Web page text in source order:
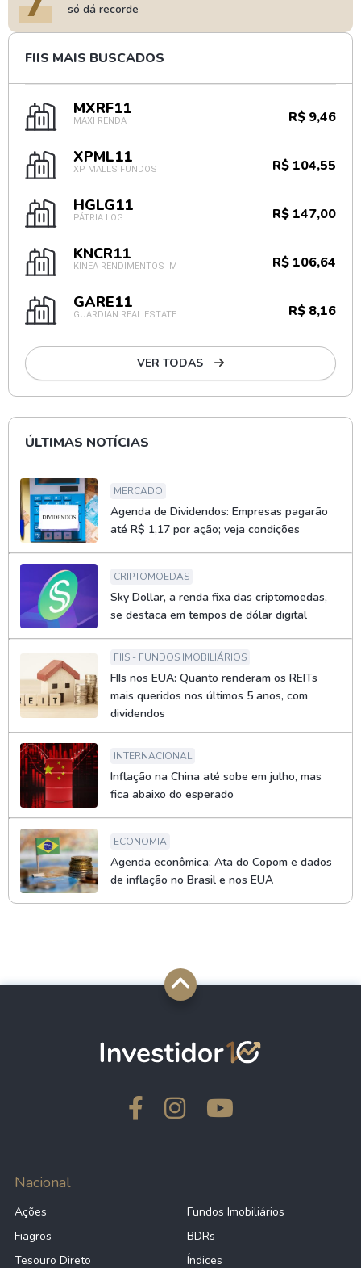
só dá recorde
FIIS MAIS BUSCADOS
MXRF11
MAXI RENDA R$ 9,46
XPML11
XP MALLS FUNDOS R$ 104,55
HGLG11
PÁTRIA LOG R$ 147,00
KNCR11
KINEA RENDIMENTOS IM R$ 106,64
GARE11
GUARDIAN REAL ESTATE R$ 8,16
VER TODAS
ÚLTIMAS NOTÍCIAS
MERCADO
Agenda de Dividendos: Empresas pagarão
até R$ 1,17 por ação; veja condições
CRIPTOMOEDAS
Sky Dollar, a renda fixa das criptomoedas,
se destaca em tempos de dólar digital
FIIS - FUNDOS IMOBILIÁRIOS
FIIs nos EUA: Quanto renderam os REITs
mais queridos nos últimos 5 anos, com
dividendos
INTERNACIONAL
Inflação na China até sobe em julho, mas
fica abaixo do esperado
ECONOMIA
Agenda econômica: Ata do Copom e dados
de inflação no Brasil e nos EUA
Nacional
Ações
Fundos Imobiliários
Fiagros
BDRs
Tesouro Direto
Índices